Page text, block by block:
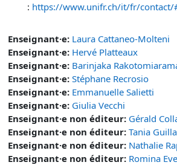
: https://www.unifr.ch/it/fr/contact/
Enseignant·e: Laura Cattaneo-Molteni
Enseignant·e: Hervé Platteaux
Enseignant·e: Barinjaka
Enseignant·e: Stéphane Recrosio
Enseignant·e: Emmanuelle Salietti
Enseignant·e: Giulia Vecchi
Enseignant·e non éditeur: Gérald
Enseignant·e non éditeur: Tania
Enseignant·e non éditeur: Nathalie
Enseignant·e non éditeur: Romina